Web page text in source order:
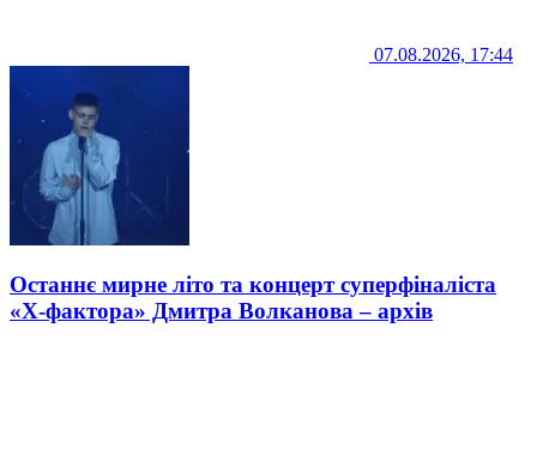
07.08.2026, 17:44
Останнє мирне літо та концерт суперфіналіста
«Х-фактора» Дмитра Волканова – архів